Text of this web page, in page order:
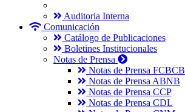
Auditoria Interna
Comunicación
Catálogo de Publicaciones
Boletines Institucionales
Notas de Prensa
Notas de Prensa FCBCB
Notas de Prensa ABNB
Notas de Prensa CCP
Notas de Prensa CDL